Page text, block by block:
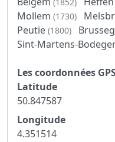
Mollem (1730)
Peutie (1800)
Sint-Martens-
Les coordonnées
Latitude
50.847587
Longitude
4.351514